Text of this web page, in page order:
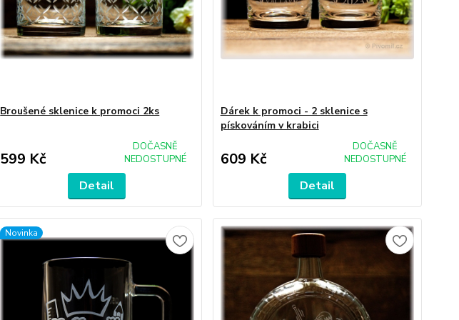
Broušené sklenice k promoci 2ks
599 Kč
DOČASNĚ
NEDOSTUPNÉ
Detail
Dárek k promoci - 2 sklenice s
pískováním v krabici
609 Kč
DOČASNĚ
NEDOSTUPNÉ
Detail
Novinka